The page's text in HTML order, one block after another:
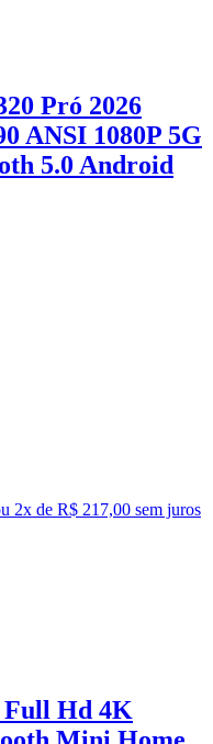
Pró 2026
ANSI 1080P 5G
5.0 Android
2x de R$ 217,00 sem juros
Hd 4K